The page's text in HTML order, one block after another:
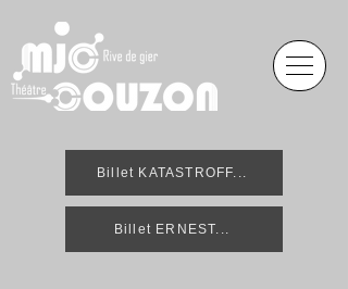
Billet KATASTROFF...
Billet ERNEST...